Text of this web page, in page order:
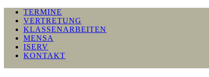
TERMINE
VERTRETUNG
KLASSENARBEITEN
MENSA
ISERV
KONTAKT